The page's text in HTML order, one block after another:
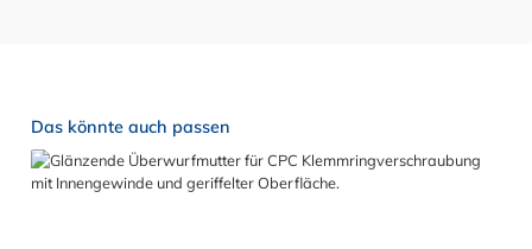
Produktgalerie überspringen
Das könnte auch passen